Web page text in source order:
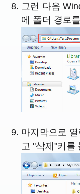
그런 다음
에 폴더 경로
마지막으로
고 "삭제"키를